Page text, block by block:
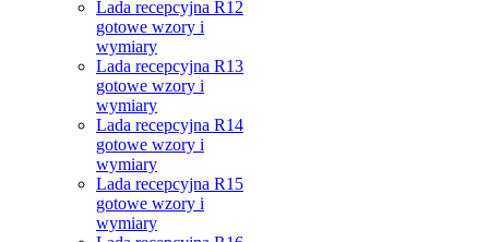
Lada recepcyjna R12
gotowe wzory i
wymiary
Lada recepcyjna R13
gotowe wzory i
wymiary
Lada recepcyjna R14
gotowe wzory i
wymiary
Lada recepcyjna R15
gotowe wzory i
wymiary